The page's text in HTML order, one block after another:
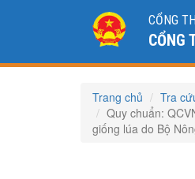
CỔNG
CỔNG
Trang chủ
Tra
Quy chuẩn:
giống lúa do Bộ